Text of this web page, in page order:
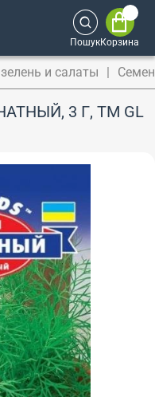
ПошукКорзина
и салаты
3 Г, ТМ GL